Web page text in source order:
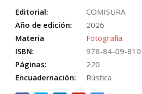
Editorial:
COMISURA
Año de edición:
2026
Materia
Fotografía
ISBN:
978-84-09-
Páginas:
220
Encuadernación:
Rústica